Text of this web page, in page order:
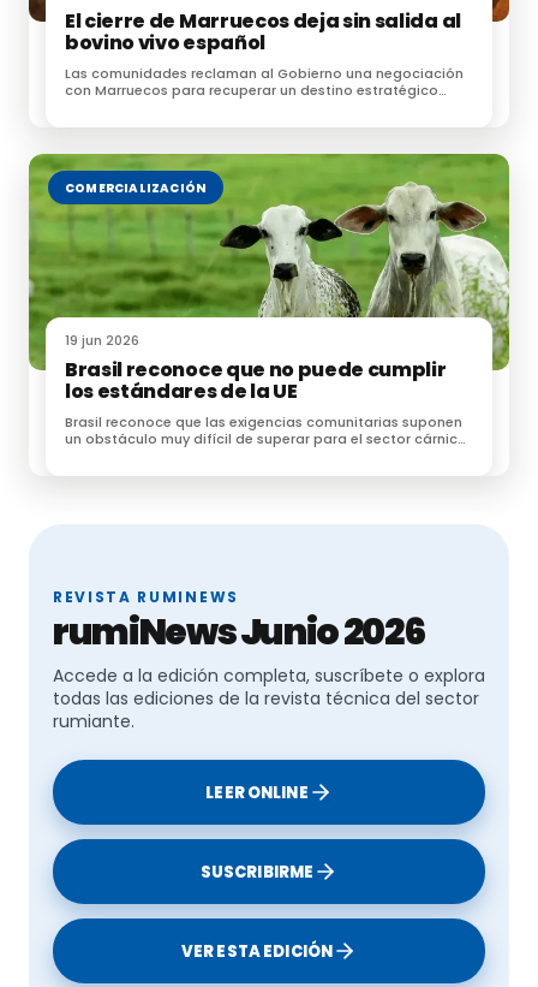
del sector yde las políticas que favorezcan un
mercado justo y sostenible
buscan métodos de diversificación, como la
promoción de estos productos podría ser clave para
sostener el mercado de ovino a largo plazo,
especialmente en regiones con una larga tradición de
cría de ovejas.
Referencias:
Le puede interesar:
La ganadería española logra una reducción
del 3,1 % del GEI
El cierre de Marruecos deja sin salida al
bovino vivo español
Las comunidades reclaman al Gobierno una negociación
con Marruecos para recuperar un destino estratégico
COMERCIALIZACIÓN
19 jun 2026
Brasil reconoce que no puede cumplir
los estándares de la UE
Brasil reconoce que las exigencias comunitarias suponen
un obstáculo muy difícil de superar para el sector cárnico
REVISTA RUMINEWS
rumiNews Junio 2026
Accede a la edición completa, suscríbete o explora
todas las ediciones de la revista técnica del sector
rumiante.
LEER ONLINE
SUSCRIBIRME
VER ESTA EDICIÓN